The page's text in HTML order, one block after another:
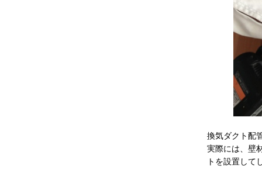
換気ダクト配
実際には、壁
トを設置して